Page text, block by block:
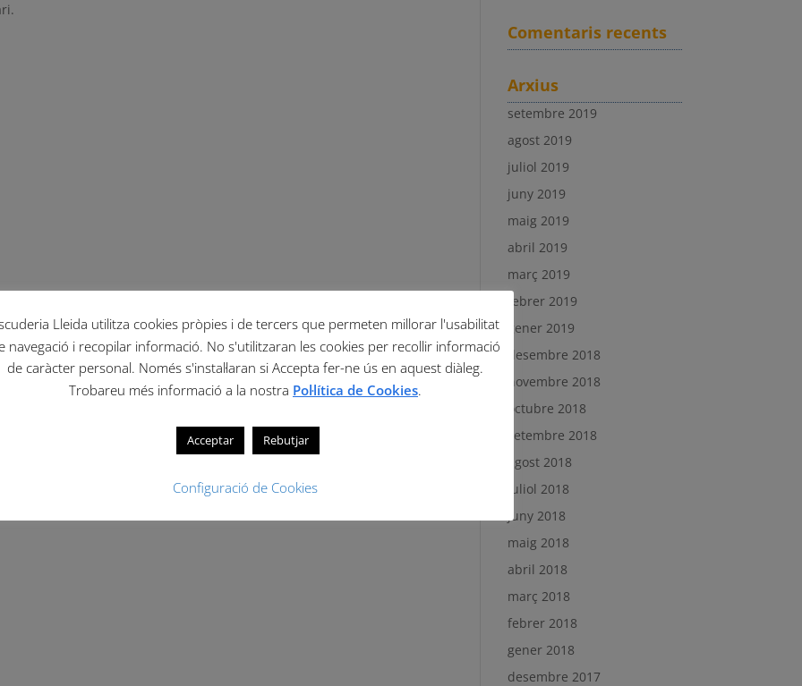
Comentaris recents
Arxius
setembre 2019
agost 2019
juliol 2019
juny 2019
maig 2019
abril 2019
març 2019
febrer 2019
gener 2019
desembre 2018
novembre 2018
octubre 2018
setembre 2018
agost 2018
juliol 2018
juny 2018
maig 2018
abril 2018
març 2018
febrer 2018
gener 2018
desembre 2017
Lleida utilitza cookies pròpies i de tercers que permeten millorar l'usabilitat
navegació i recopilar informació. No s'utilitzaran les cookies per recollir informació
de caràcter personal. Només s'instal·laran si Accepta fer-ne ús en aquest diàleg.
Trobareu més informació a la nostra Pol·lítica de Cookies.
Acceptar Rebutjar
Configuració de Cookies